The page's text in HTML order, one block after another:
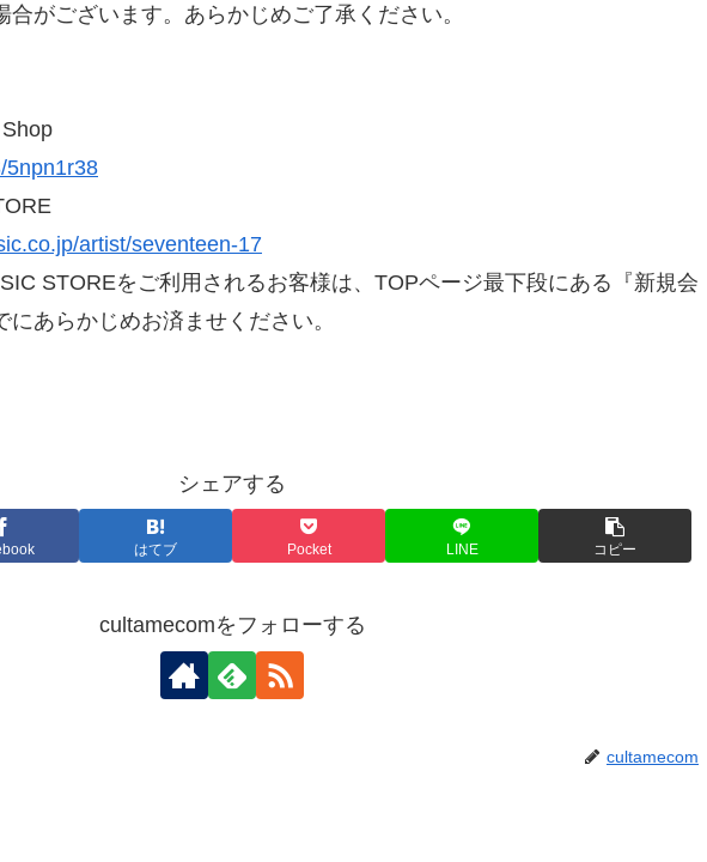
がございます。あらかじめご了承ください。
5npn1r38
artist/seventeen-17
STOREをご利用されるお客様は、TOPページ最下段にある『新規会
あらかじめお済ませください。
シェアする
はてブ Pocket LINE コピー
cultamecomをフォローする
cultamecom